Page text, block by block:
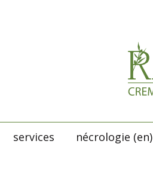
services nécrologie (en)